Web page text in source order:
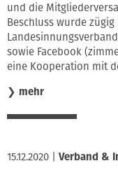
und die
Beschluss wurde
sowie Facebook
eine Kooperation mit
❯ mehr
15.12.2020 Verband &